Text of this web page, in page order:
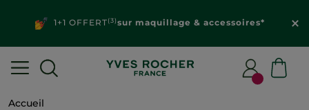
1+1 OFFERT(3)sur maquillage & accessoires*
Accueil